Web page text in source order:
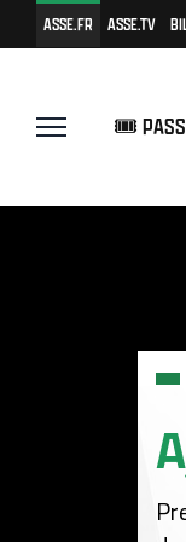
ASSE.FR ASSE.TV
🎟️ PASS